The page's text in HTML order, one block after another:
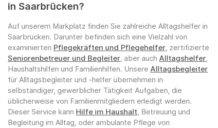
in Saarbrücken?
Auf unserem Markplatz finden Sie zahlreiche Alltagshelfer in
Saarbrücken. Darunter befinden sich eine Vielzahl von
examinierten Pflegekräften und Pflegehelfer, zertifizierte
Seniorenbetreuer und Begleiter, aber auch Alltagshelfer,
Haushaltshilfen und Familienhilfen. Unsere Alltagsbegleiter
für Alltagsbegleiter und -helfer übernehmen in
selbständiger, gewerblicher Tätigkeit Aufgaben, die
üblicherweise von Familienmitgliedern erledigt werden.
Dieser Service kann Hilfe im Haushalt, Betreuung und
Begleitung im Alltag, oder ambulante Pflege von